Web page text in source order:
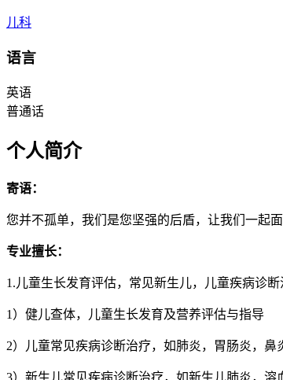
儿科
语言
英语
普通话
个人简介
寄语：
您并不孤单，我们是您坚强的后盾，让我们一起面
专业擅长：
1.儿童生长发育评估，常见新生儿，儿童疾病诊断
1）健儿查体，儿童生长发育及营养评估与指导
2）儿童常见疾病诊断治疗，如肺炎，胃肠炎，鼻